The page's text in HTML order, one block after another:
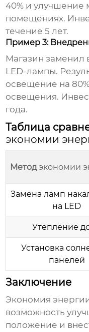
40% и улучшение
помещениях.
течение 5 лет.
Пример 3:
Магазин заменил
LED-лампы.
освещение на
освещения.
года.
Таблица
экономии
Методэкономии
Замена ламп
на LED
Утепление
Установка
панелей
Заключение
Экономия
возможность
положение и